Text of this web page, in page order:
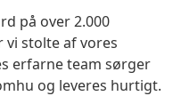
på over 2.000
vi stolte af vores
erfarne team sørger
og leveres hurtigt.